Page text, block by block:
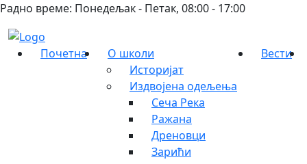
Радно време: Понедељак - Петак, 08:00 - 17:00
Почетна
О школи
Историјат
Издвојена одељења
Сеча Река
Ражана
Дреновци
Зарићи
Вести